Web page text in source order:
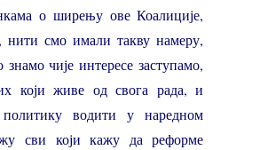
о ширењу ове Коалиције,
нити смо имали такву намеру,
чије интересе заступамо,
који живе од свога рада, и
водити у наредном
сви који кажу да реформе